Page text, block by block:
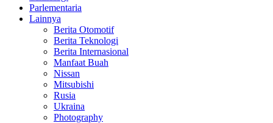
Parlementaria
Lainnya
Berita Otomotif
Berita Teknologi
Berita Internasional
Manfaat Buah
Nissan
Mitsubishi
Rusia
Ukraina
Photography